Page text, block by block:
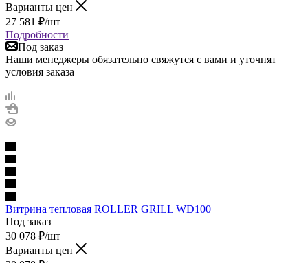
Варианты цен
27 581 ₽/шт
Подробности
Под заказ
Наши менеджеры обязательно свяжутся с вами и уточнят
условия заказа
Витрина тепловая ROLLER GRILL WD100
Под заказ
30 078 ₽/шт
Варианты цен